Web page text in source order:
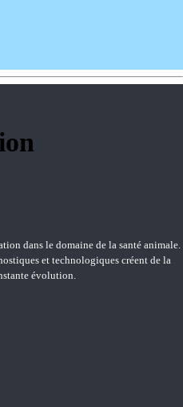
dans le domaine de la santé animale.
et technologiques créent de la
évolution.